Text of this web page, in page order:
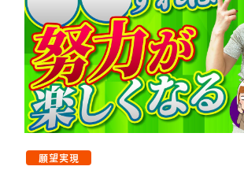
願望実現